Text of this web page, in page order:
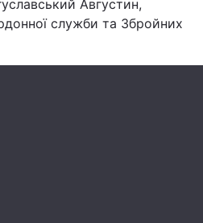
Статті
Августин,
служби та Збройних